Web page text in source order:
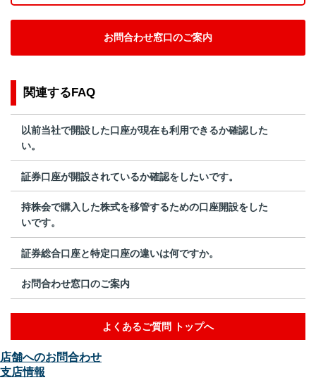
お問合わせ窓口のご案内
関連するFAQ
以前当社で開設した口座が現在も利用できるか確認した
い。
証券口座が開設されているか確認をしたいです。
持株会で購入した株式を移管するための口座開設をした
いです。
証券総合口座と特定口座の違いは何ですか。
お問合わせ窓口のご案内
よくあるご質問 トップへ
店舗へのお問合わせ
支店情報